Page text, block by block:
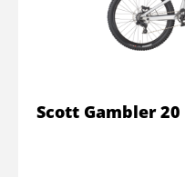
Scott Gambler